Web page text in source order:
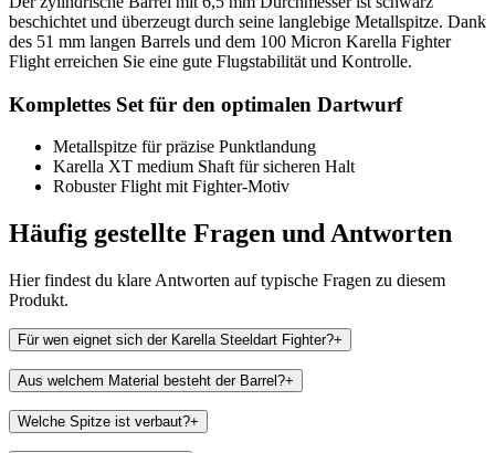
beschichtet und überzeugt durch seine langlebige Metallspitze. Dank
des 51 mm langen Barrels und dem 100 Micron Karella Fighter
Flight erreichen Sie eine gute Flugstabilität und Kontrolle.
Komplettes Set für den optimalen Dartwurf
Metallspitze für präzise Punktlandung
Karella XT medium Shaft für sicheren Halt
Robuster Flight mit Fighter-Motiv
Häufig gestellte Fragen undAntworten
Hier findest du klare Antworten auf typische Fragen zu diesem
Produkt.
Für wen eignet sich der Karella Steeldart Fighter?+
Aus welchem Material besteht der Barrel?+
Welche Spitze ist verbaut?+